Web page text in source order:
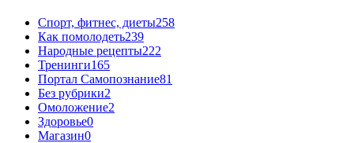
Спорт, фитнес, диеты258
Как помолодеть239
Народные рецепты222
Тренинги165
Портал Самопознание81
Без рубрики2
Омоложение2
Здоровье0
Магазин0